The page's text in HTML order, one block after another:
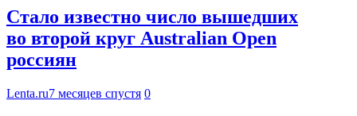
Стало известно число вышедших
во второй круг Australian Open
россиян
Lenta.ru7 месяцев спустя 0